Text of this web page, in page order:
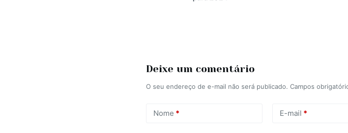
Deixe um comentário
O seu endereço de e-mail não será publicado. Campos
Nome * E-mail *